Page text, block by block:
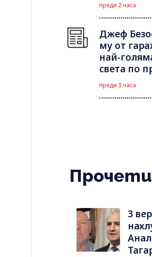
преди 2 часа
Джеф
му от
най-
света по
преди 3 часа
3